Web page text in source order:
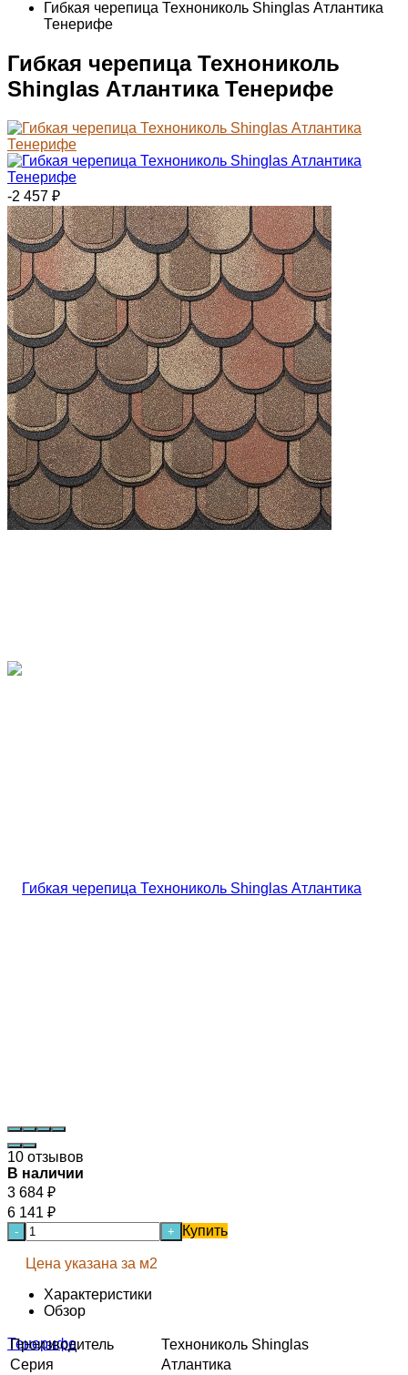
Гибкая черепица Технониколь Shinglas Атлантика
Тенерифе
Гибкая черепица Технониколь
Shinglas Атлантика Тенерифе
-2 457 ₽
10 отзывов
В наличии
3 684 ₽
6 141 ₽
- + Купить
Цена указана за м2
Характеристики
Обзор
Производитель
Технониколь Shinglas
Серия
Атлантика